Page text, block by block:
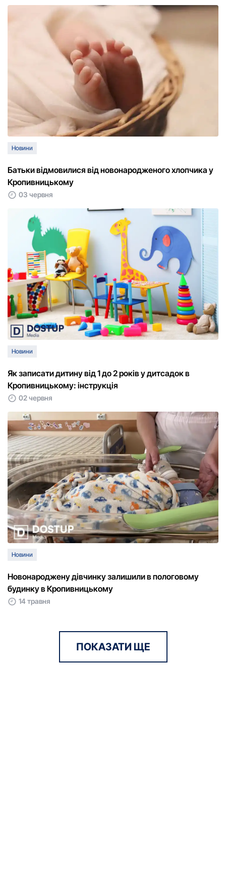
Новини
Батьки відмовилися від новонародженого хлопчика у
Кропивницькому
03 червня
Новини
Як записати дитину від 1 до 2 років у дитсадок в
Кропивницькому: інструкція
02 червня
Новини
Новонароджену дівчинку залишили в пологовому
будинку в Кропивницькому
14 травня
ПОКАЗАТИ ЩЕ